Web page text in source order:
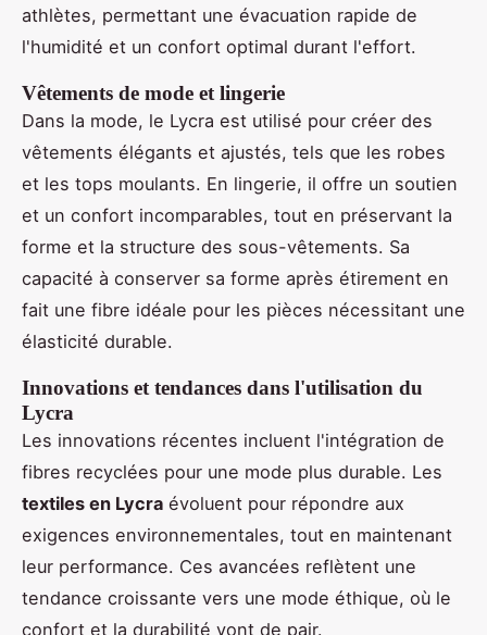
athlètes, permettant une évacuation rapide de
l'humidité et un confort optimal durant l'effort.
Vêtements de mode et lingerie
Dans la mode, le Lycra est utilisé pour créer des
vêtements élégants et ajustés, tels que les robes
et les tops moulants. En lingerie, il offre un soutien
et un confort incomparables, tout en préservant la
forme et la structure des sous-vêtements. Sa
capacité à conserver sa forme après étirement en
fait une fibre idéale pour les pièces nécessitant une
élasticité durable.
Innovations et tendances dans l'utilisation du
Lycra
Les innovations récentes incluent l'intégration de
fibres recyclées pour une mode plus durable. Les
textiles en Lycra évoluent pour répondre aux
exigences environnementales, tout en maintenant
leur performance. Ces avancées reflètent une
tendance croissante vers une mode éthique, où le
confort et la durabilité vont de pair.